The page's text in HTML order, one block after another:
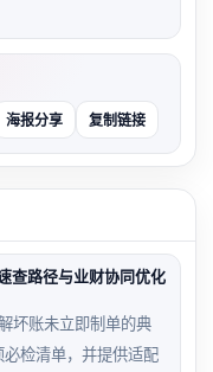
海报分享 复制链接
查路径与业财协同优化
坏账未立即制单的典
检清单，并提供适配